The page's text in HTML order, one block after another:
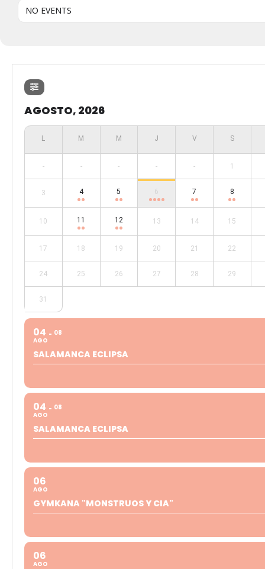
NO EVENTS
AGOSTO, 2026
- - - - - 1
3 4 5 6 7 8
10 11 12 13 14 15
17 18 19 20 21 22
24 25 26 27 28 29
31
04
AGO
08
SALAMANCA ECLIPSA
04
AGO
08
SALAMANCA ECLIPSA
06
AGO
GYMKANA "MONSTRUOS Y CIA"
06
AGO